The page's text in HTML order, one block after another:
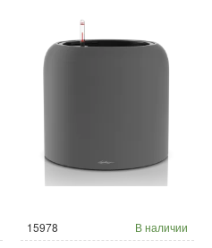
15978 В наличии